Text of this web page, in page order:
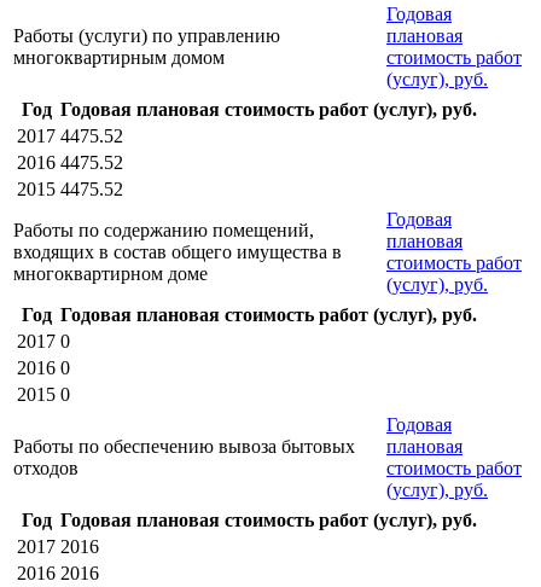
Работы (услуги) по управлению
многоквартирным домом
Годовая
плановая
стоимость работ
(услуг), руб.
Год Годовая плановая стоимость работ (услуг), руб.
2017 4475.52
2016 4475.52
2015 4475.52
Работы по содержанию помещений,
входящих в состав общего имущества в
многоквартирном доме
Годовая
плановая
стоимость работ
(услуг), руб.
Год Годовая плановая стоимость работ (услуг), руб.
2017 0
2016 0
2015 0
Работы по обеспечению вывоза бытовых
отходов
Годовая
плановая
стоимость работ
(услуг), руб.
Год Годовая плановая стоимость работ (услуг), руб.
2017 2016
2016 2016